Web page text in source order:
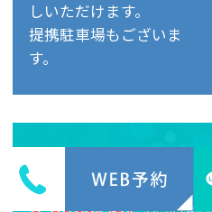
しいただけます。
提携駐車場もございま
す。